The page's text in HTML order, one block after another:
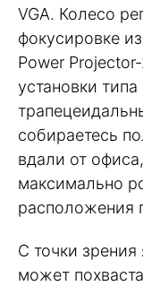
VGA. Колесо
фокусировке
Power
установки
собираетесь
вдали от
максимально
расположения
С точки
может